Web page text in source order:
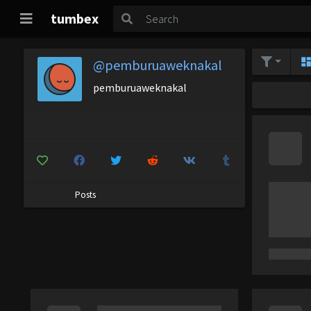
tumbex
@pemburuaweknakal
pemburuaweknakal
Posts